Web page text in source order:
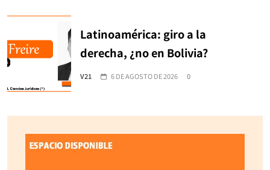
Latinoamérica: giro a la
derecha, ¿no en Bolivia?
V21 6 DE AGOSTO DE 2026 0